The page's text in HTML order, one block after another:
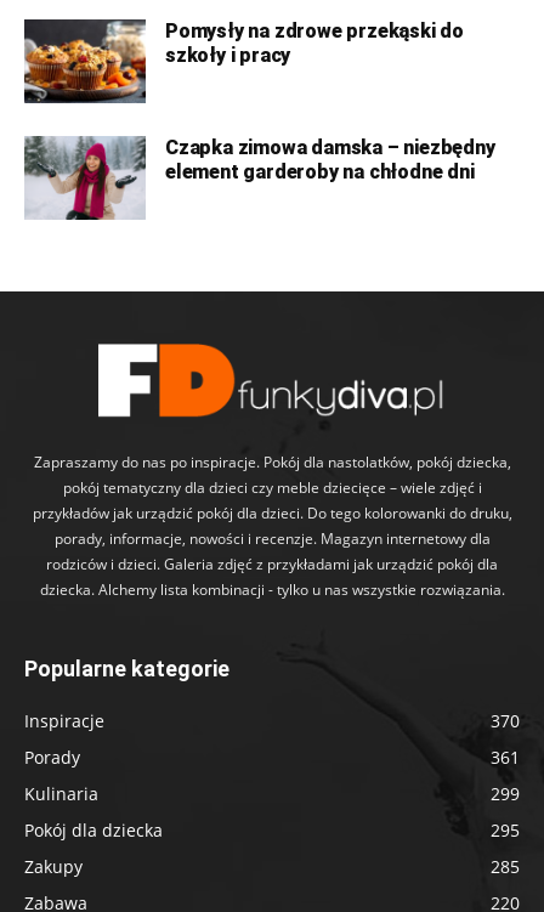
Pomysły na zdrowe przekąski do
szkoły i pracy
Czapka zimowa damska – niezbędny
element garderoby na chłodne dni
Zapraszamy do nas po inspiracje. Pokój dla nastolatków, pokój dziecka,
pokój tematyczny dla dzieci czy meble dziecięce – wiele zdjęć i
przykładów jak urządzić pokój dla dzieci. Do tego kolorowanki do druku,
porady, informacje, nowości i recenzje. Magazyn internetowy dla
rodziców i dzieci. Galeria zdjęć z przykładami jak urządzić pokój dla
dziecka. Alchemy lista kombinacji - tylko u nas wszystkie rozwiązania.
Popularne kategorie
Inspiracje
370
Porady
361
Kulinaria
299
Pokój dla dziecka
295
Zakupy
285
Zabawa
220